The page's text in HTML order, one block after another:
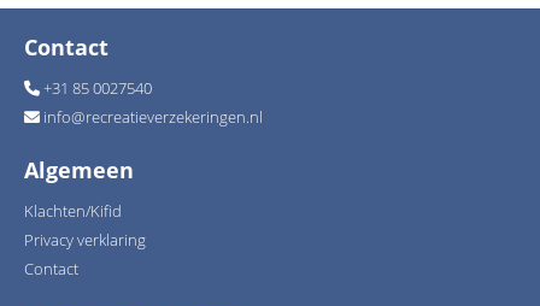
Contact
+31 85 0027540
info@recreatieverzekeringen.nl
Algemeen
Klachten/Kifid
Privacy verklaring
Contact